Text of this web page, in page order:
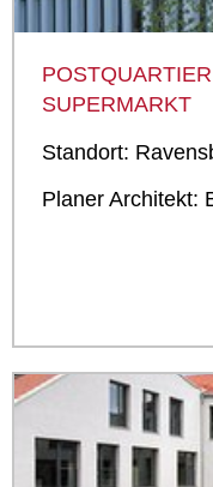
SUPERMARKT
Standort:
Planer Architekt: